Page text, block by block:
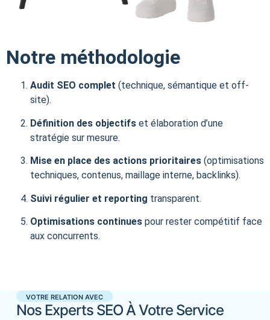
Notre méthodologie
Audit SEO complet (technique, sémantique et off-
site).
Définition des objectifs et élaboration d’une
stratégie sur mesure.
Mise en place des actions prioritaires (optimisations
techniques, contenus, maillage interne, backlinks).
Suivi régulier et reporting transparent.
Optimisations continues pour rester compétitif face
aux concurrents.
VOTRE RELATION AVEC
Nos Experts SEO À Votre Service